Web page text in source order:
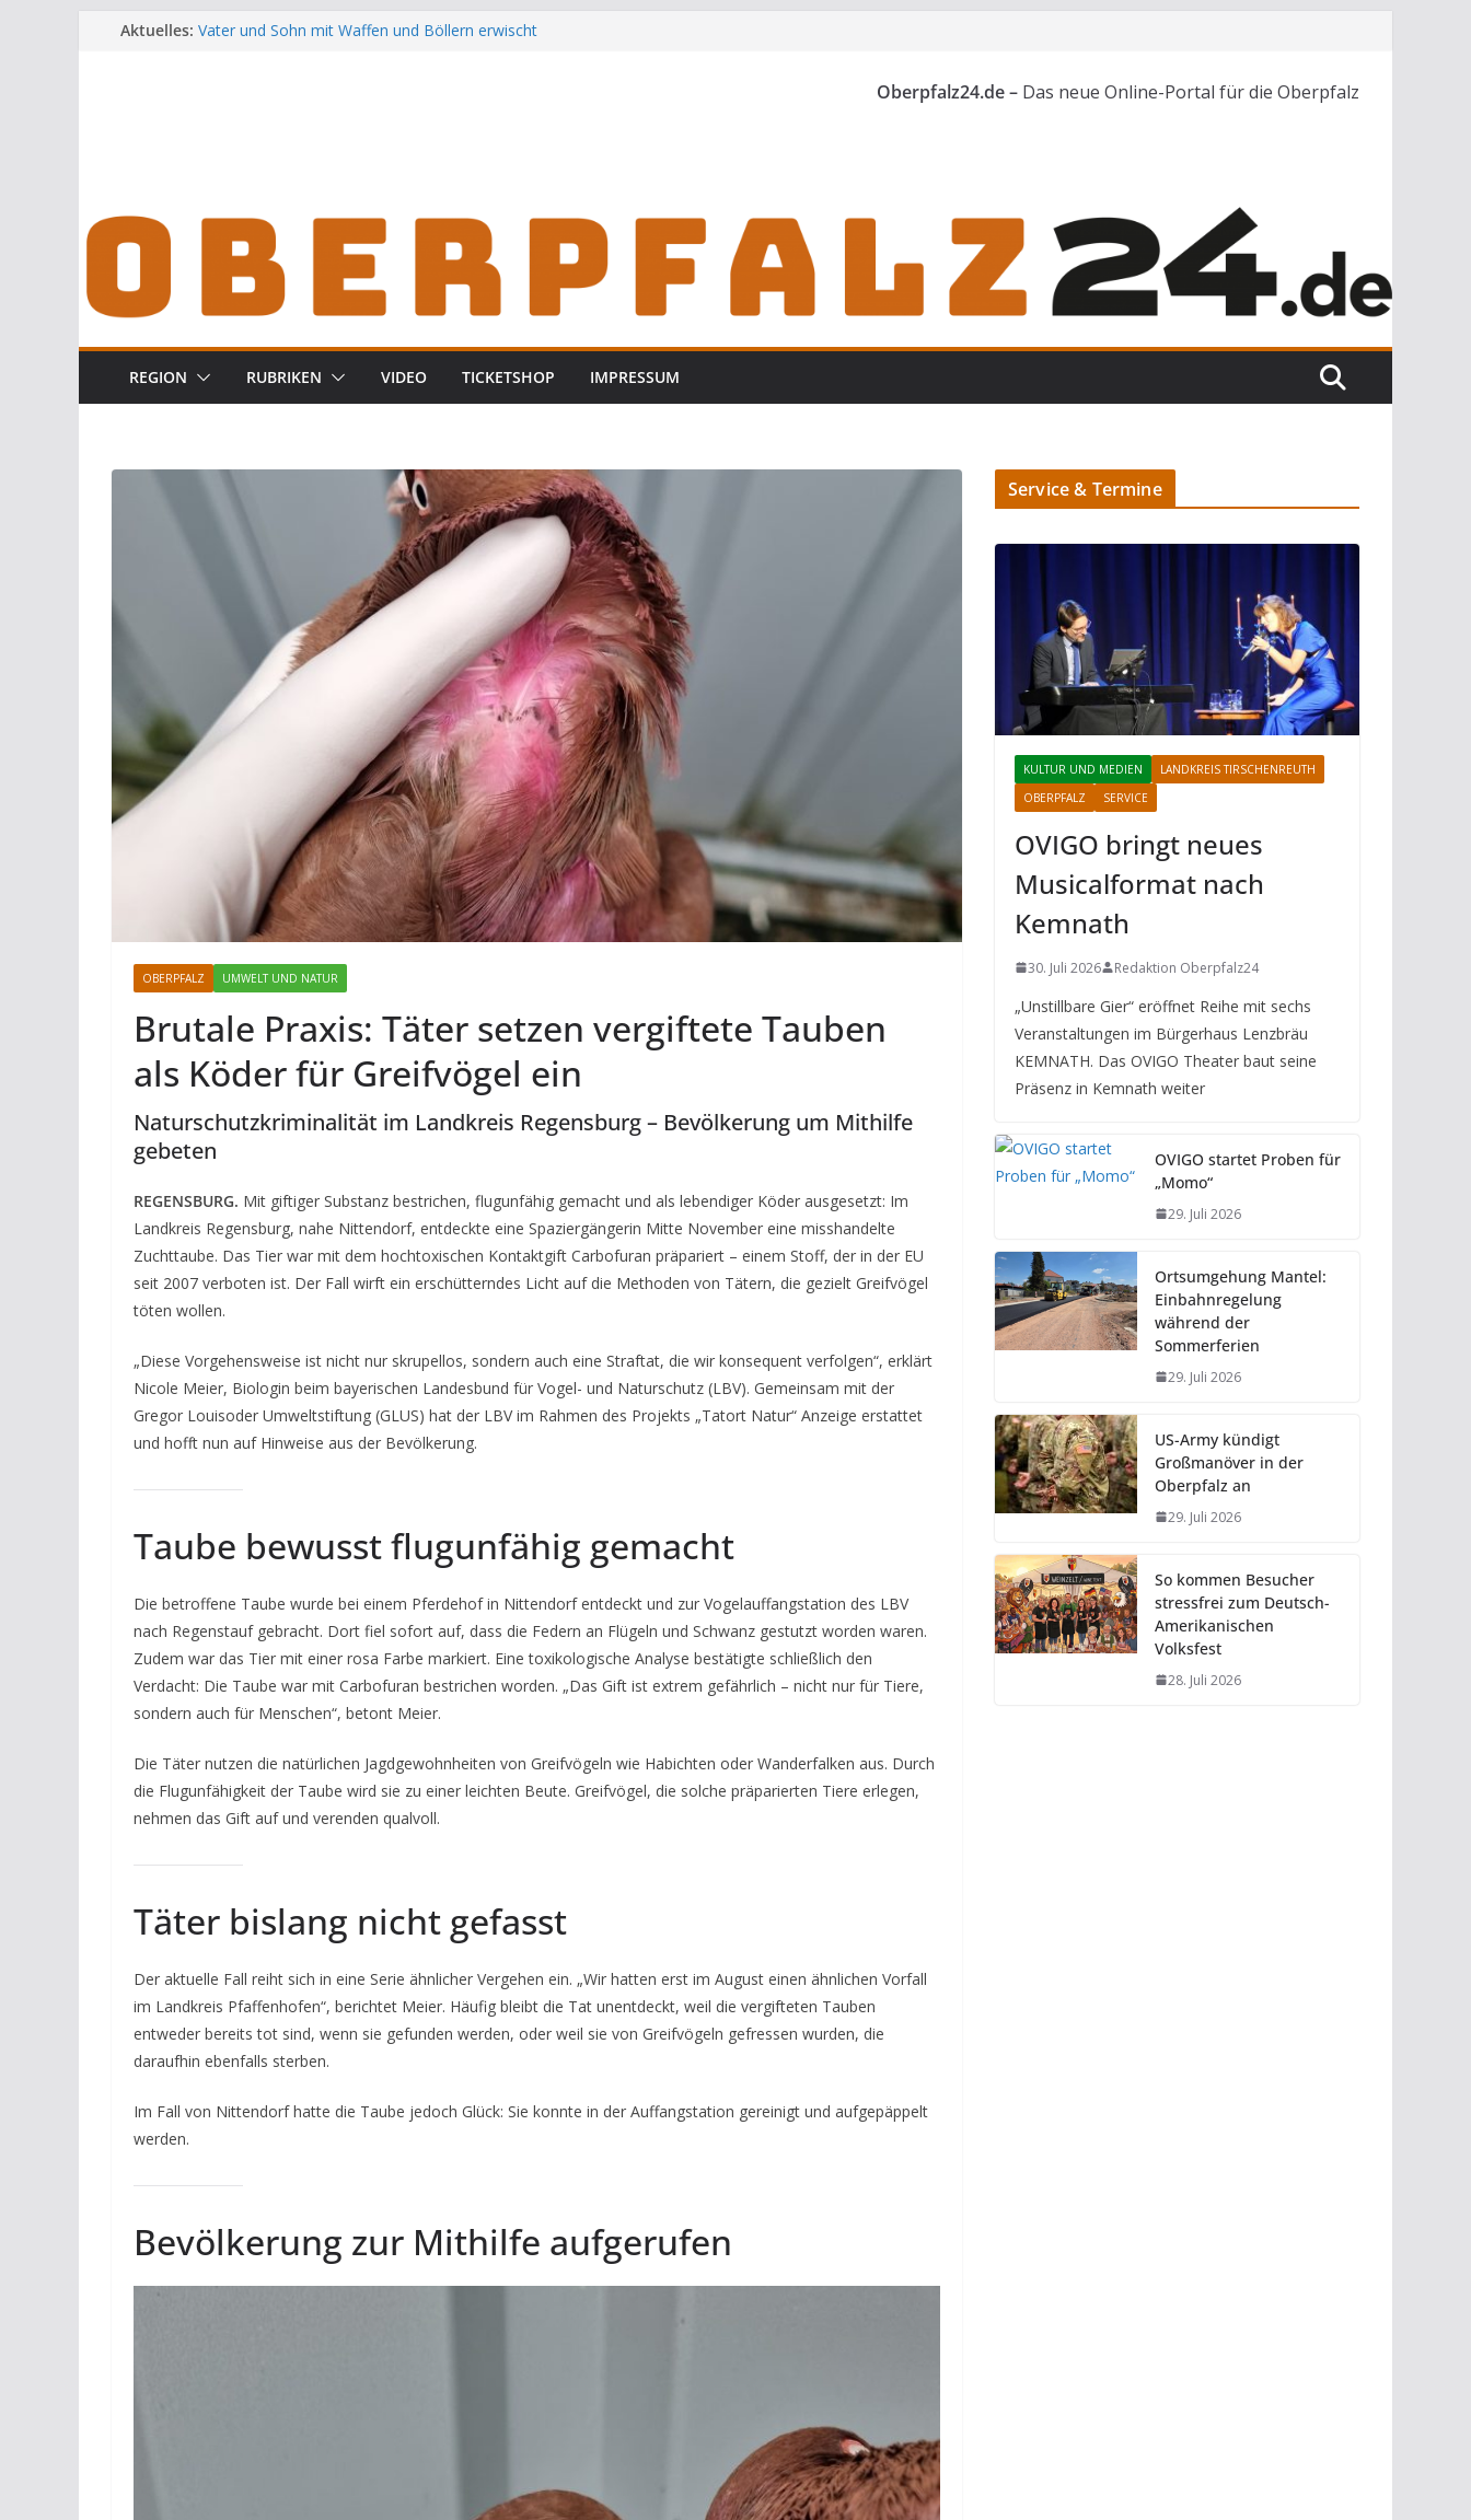
Aktuelles: Vater und Sohn mit Waffen und Böllern erwischt
Oberpfalz24.de – Das neue Online-Portal für die Oberpfalz
REGION RUBRIKEN VIDEO TICKETSHOP IMPRESSUM
OBERPFALZ UMWELT UND NATUR
Brutale Praxis: Täter setzen vergiftete Tauben
als Köder für Greifvögel ein
Naturschutzkriminalität im Landkreis Regensburg – Bevölkerung um Mithilfe
gebeten
REGENSBURG. Mit giftiger Substanz bestrichen, flugunfähig gemacht und als lebendiger Köder ausgesetzt: Im
Landkreis Regensburg, nahe Nittendorf, entdeckte eine Spaziergängerin Mitte November eine misshandelte
Zuchttaube. Das Tier war mit dem hochtoxischen Kontaktgift Carbofuran präpariert – einem Stoff, der in der EU
seit 2007 verboten ist. Der Fall wirft ein erschütterndes Licht auf die Methoden von Tätern, die gezielt Greifvögel
töten wollen.
„Diese Vorgehensweise ist nicht nur skrupellos, sondern auch eine Straftat, die wir konsequent verfolgen“, erklärt
Nicole Meier, Biologin beim bayerischen Landesbund für Vogel- und Naturschutz (LBV). Gemeinsam mit der
Gregor Louisoder Umweltstiftung (GLUS) hat der LBV im Rahmen des Projekts „Tatort Natur“ Anzeige erstattet
und hofft nun auf Hinweise aus der Bevölkerung.
Taube bewusst flugunfähig gemacht
Die betroffene Taube wurde bei einem Pferdehof in Nittendorf entdeckt und zur Vogelauffangstation des LBV
nach Regenstauf gebracht. Dort fiel sofort auf, dass die Federn an Flügeln und Schwanz gestutzt worden waren.
Zudem war das Tier mit einer rosa Farbe markiert. Eine toxikologische Analyse bestätigte schließlich den
Verdacht: Die Taube war mit Carbofuran bestrichen worden. „Das Gift ist extrem gefährlich – nicht nur für Tiere,
sondern auch für Menschen“, betont Meier.
Die Täter nutzen die natürlichen Jagdgewohnheiten von Greifvögeln wie Habichten oder Wanderfalken aus. Durch
die Flugunfähigkeit der Taube wird sie zu einer leichten Beute. Greifvögel, die solche präparierten Tiere erlegen,
nehmen das Gift auf und verenden qualvoll.
Täter bislang nicht gefasst
Der aktuelle Fall reiht sich in eine Serie ähnlicher Vergehen ein. „Wir hatten erst im August einen ähnlichen Vorfall
im Landkreis Pfaffenhofen“, berichtet Meier. Häufig bleibt die Tat unentdeckt, weil die vergifteten Tauben
entweder bereits tot sind, wenn sie gefunden werden, oder weil sie von Greifvögeln gefressen wurden, die
daraufhin ebenfalls sterben.
Im Fall von Nittendorf hatte die Taube jedoch Glück: Sie konnte in der Auffangstation gereinigt und aufgepäppelt
werden.
Bevölkerung zur Mithilfe aufgerufen
Service & Termine
KULTUR UND MEDIEN
LANDKREIS TIRSCHENREUTH
OBERPFALZ
SERVICE
OVIGO bringt neues
Musicalformat nach
Kemnath
30. Juli 2026 Redaktion Oberpfalz24
„Unstillbare Gier“ eröffnet Reihe mit sechs
Veranstaltungen im Bürgerhaus Lenzbräu
KEMNATH. Das OVIGO Theater baut seine
Präsenz in Kemnath weiter
OVIGO startet Proben für
„Momo“
29. Juli 2026
Ortsumgehung Mantel:
Einbahnregelung
während der
Sommerferien
29. Juli 2026
US-Army kündigt
Großmanöver in der
Oberpfalz an
29. Juli 2026
So kommen Besucher
stressfrei zum Deutsch-
Amerikanischen
Volksfest
28. Juli 2026